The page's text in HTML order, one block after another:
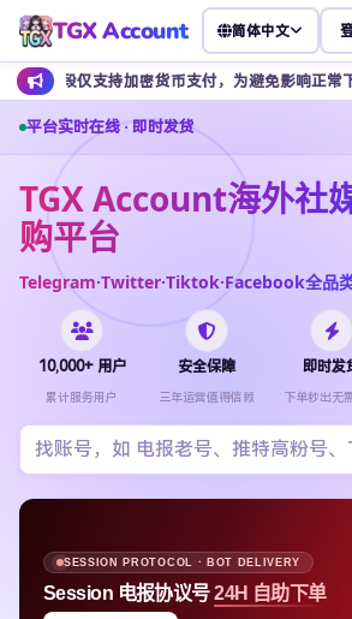
TGX Account 简体中文
货币支付，为避免影响正常下单，建议提前安
平台实时在线 · 即时发货
TGX Account海外社
购平台
Telegram·Twitter·Tiktok·Facebook全品
10,000+ 用户
累计服务用户
安全保障
三年运营值得信赖
即时发
下单秒出无
SESSION PROTOCOL · BOT DELIVERY
Session 电报协议号24H 自助下单